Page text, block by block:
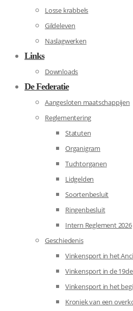
Losse krabbels
Gildeleven
Naslagwerken
Links
Downloads
De Federatie
Aangesloten maatschappijen
Reglementering
Statuten
Organigram
Tuchtorganen
Lidgelden
Soortenbesluit
Ringenbesluit
Intern Reglement 2026
Geschiedenis
Vinkensport in het
Vinkensport in de
Vinkensport in het
Kroniek van een